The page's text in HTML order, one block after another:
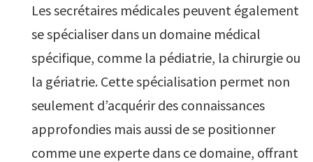
Les secrétaires médicales peuvent également
se spécialiser dans un domaine médical
spécifique, comme la pédiatrie, la chirurgie ou
la gériatrie. Cette spécialisation permet non
seulement d’acquérir des connaissances
approfondies mais aussi de se positionner
comme une experte dans ce domaine, offrant